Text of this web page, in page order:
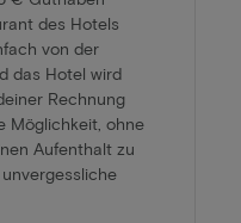
des Hotels
von der
das Hotel wird
Rechnung
Möglichkeit, ohne
Aufenthalt zu